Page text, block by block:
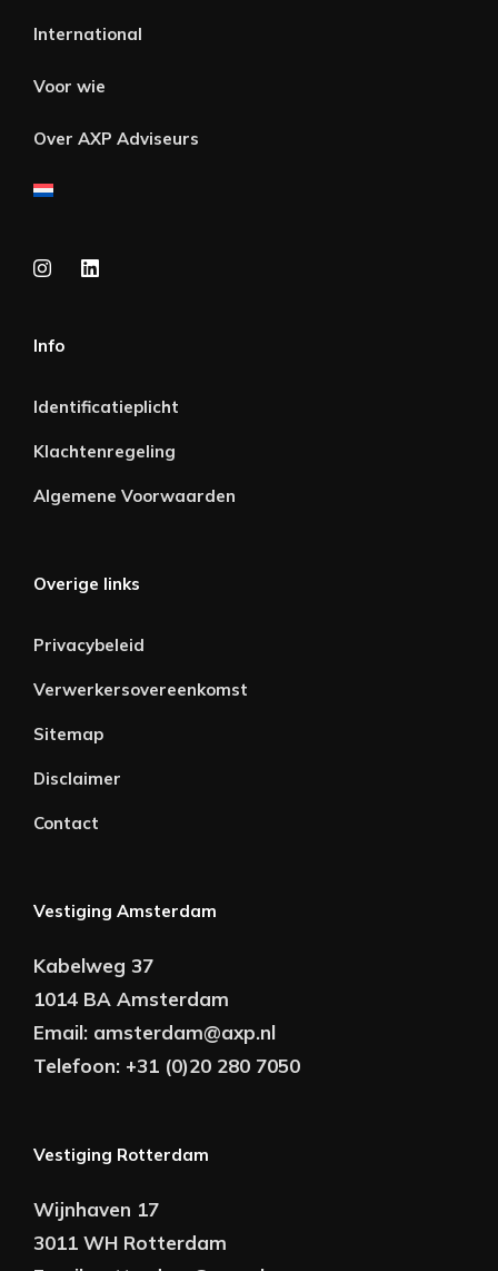
International
Voor wie
Over AXP Adviseurs
Info
Identificatieplicht
Klachtenregeling
Algemene Voorwaarden
Overige links
Privacybeleid
Verwerkersovereenkomst
Sitemap
Disclaimer
Contact
Vestiging Amsterdam
Kabelweg 37
1014 BA Amsterdam
Email: amsterdam@axp.nl
Telefoon: +31 (0)20 280 7050
Vestiging Rotterdam
Wijnhaven 17
3011 WH Rotterdam